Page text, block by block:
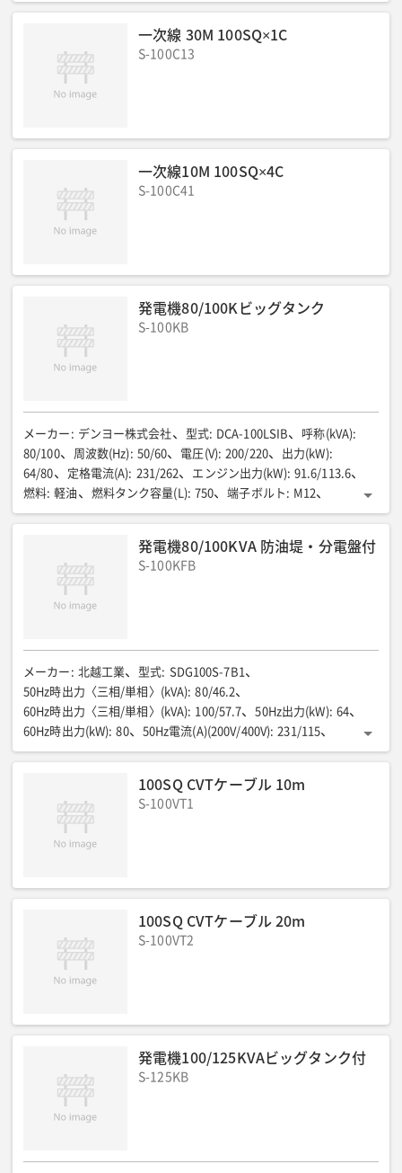
一次線 30M 100SQ×1C
S-100C13
一次線10M 100SQ×4C
S-100C41
発電機80/100Kビッグタンク
S-100KB
メーカー : デンヨー株式会社 型式: DCA-100LSIB 呼称(kVA):
80/100
周波数(Hz): 50/60 電圧(V): 200/220 出力(kW):
64/80
定格電流(A): 231/262 エンジン出力(kW): 91.6/113.6
燃料: 軽油 燃料タンク容量(L): 750 端子ボルト : M12
全長L(mm): 2,550 全幅W(mm): 1,150 全高H(mm): 1,800
発電機80/100KVA 防油堤・分電盤付
S-100KFB
メーカー : 北越工業 型式: SDG100S-7B1
50Hz時出力〈三相/単相〉(kVA): 80/46.2
60Hz時出力〈三相/単相〉(kVA): 100/57.7 50Hz出力(kW): 64
60Hz時出力(kW): 80 50Hz電流(A)(200V/400V): 231/115
60Hz時電流(A)(200V/400V): 115/131 全長(mm): 2450
50Hz燃料消費量75%負荷(L/h) : 13.2
60Hz時燃料消費量75%負荷(L/h)
超低騒音
運転質量(kg)
100SQ CVTケーブル 10m
S-100VT1
100SQ CVTケーブル 20m
S-100VT2
発電機100/125KVAビッグタンク付
S-125KB